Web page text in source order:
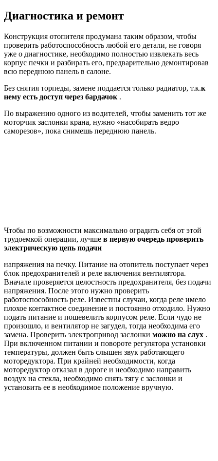
Диагностика и ремонт
Конструкция отопителя продумана таким образом, чтобы
проверить работоспособность любой его детали, не говоря
уже о диагностике, необходимо полностью извлекать весь
корпус печки и разбирать его, предварительно демонтировав
всю переднюю панель в салоне.
Без снятия торпеды, замене поддается только радиатор, т.к.к
нему есть доступ через бардачок .
По выражению одного из водителей, чтобы заменить тот же
моторчик заслонки крана, нужно «насобирать ведро
саморезов», пока снимешь переднюю панель.
Чтобы по возможности максимально оградить себя от этой
трудоемкой операции, лучше в первую очередь проверить
электрическую цепь подачи
напряжения на печку. Питание на отопитель поступает через
блок предохранителей и реле включения вентилятора.
Вначале проверяется целостность предохранителя, без подачи
напряжения. После этого нужно проверить
работоспособность реле. Известны случаи, когда реле имело
плохое контактное соединение и постоянно отходило. Нужно
подать питание и пошевелить корпусом реле. Если чудо не
произошло, и вентилятор не загудел, тогда необходима его
замена. Проверить электропривод заслонки можно на слух .
При включенном питании и повороте регулятора установки
температуры, должен быть слышен звук работающего
моторедуктора. При крайней необходимости, когда
моторедуктор отказал в дороге и необходимо направить
воздух на стекла, необходимо снять тягу с заслонки и
установить ее в необходимое положение вручную.